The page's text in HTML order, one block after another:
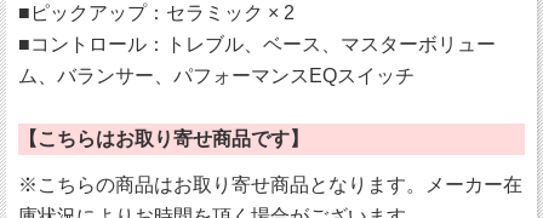
■ピックアップ：セラミック × 2
■コントロール：トレブル、ベース、マスターボリュー
ム、バランサー、パフォーマンスEQスイッチ
【こちらはお取り寄せ商品です】
※こちらの商品はお取り寄せ商品となります。メーカー在